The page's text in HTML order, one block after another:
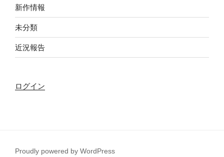
新作情報
未分類
近況報告
ログイン
Proudly powered by WordPress